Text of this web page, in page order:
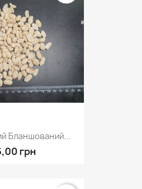
Бланшований...
грн